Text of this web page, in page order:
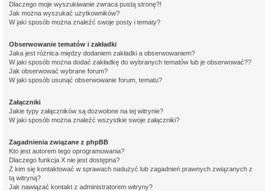
Dlaczego moje wyszukiwanie zwraca pustą stronę?!
Jak można wyszukać użytkowników?
W jaki sposób można znaleźć swoje posty i tematy?
Obserwowanie tematów i zakładki
Jaka jest różnica między dodaniem zakładki a obserwowaniem?
W jaki sposób można dodać zakładkę do wybranych tematów lub je obserwować??
Jak obserwować wybrane forum?
W jaki sposób usunąć obserwowanie forum, tematu?
Załączniki
Jakie typy załączników są dozwolone na tej witrynie?
W jaki sposób można znaleźć wszystkie swoje załączniki?
Zagadnienia związane z phpBB
Kto jest autorem tego oprogramowania?
Dlaczego funkcja X nie jest dostępna?
Z kim się kontaktować w sprawach nadużyć lub zagadnień prawnych związanych z
tą witryną?
Jak nawiązać kontakt z administratorem witryny?